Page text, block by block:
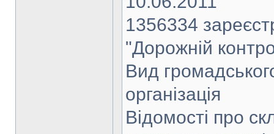
1356334
"Дорожній
Вид
організація
Відомості про